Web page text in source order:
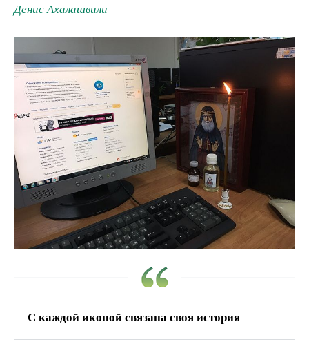
Денис Ахалашвили
С каждой иконой связана своя история